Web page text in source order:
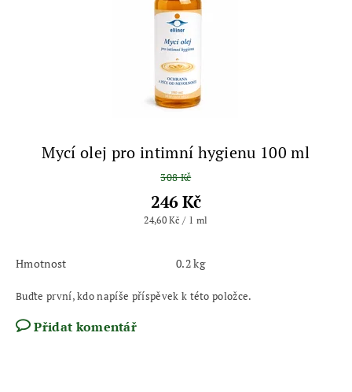
Mycí olej pro intimní hygienu 100 ml
308 Kč
246 Kč
24,60 Kč / 1 ml
Hmotnost 0.2 kg
Buďte první, kdo napíše příspěvek k této položce.
Přidat komentář